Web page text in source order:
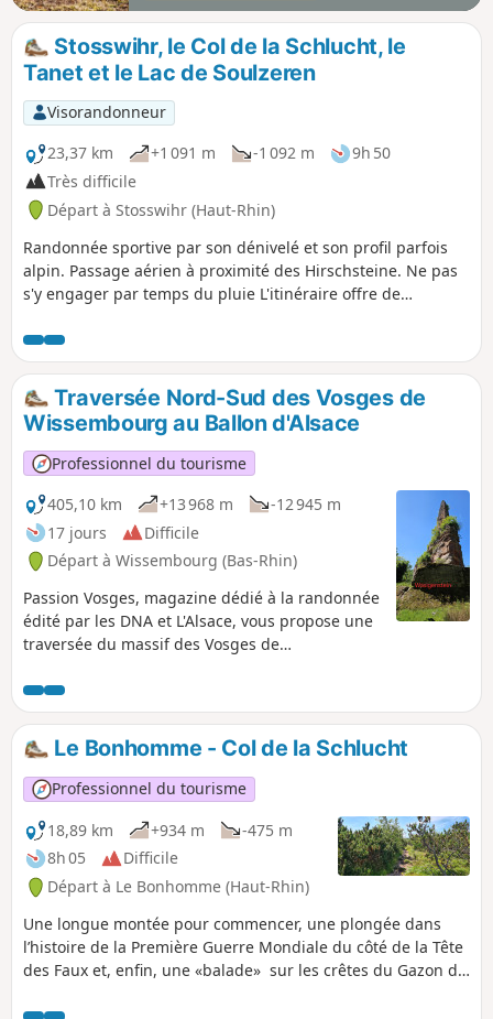
Stosswihr, le Col de la Schlucht, le
Tanet et le Lac de Soulzeren
Visorandonneur
23,37 km
+1 091 m -1 092 m
9h 50
Très difficile
Départ à Stosswihr (Haut-Rhin)
Randonnée sportive par son dénivelé et son profil parfois
alpin. Passage aérien à proximité des Hirschsteine. Ne pas
s'y engager par temps du pluie L'itinéraire offre de
même des chamois, si le randonneur se montre discret (aux
alentours des Hirschsteine et dans les rochers sur les
crêtes). Dans le sens proposé, toutes les montées se font à
l'ombre. Sur les passages en crêtes ou les descentes, vous
découvrez une partie du "must" des hautes Vosges !
Traversée Nord-Sud des Vosges de
Wissembourg au Ballon d'Alsace
Professionnel du tourisme
405,10 km
+13 968 m
-12 945 m
17 jours
Difficile
Départ à Wissembourg (Bas-Rhin)
Passion Vosges, magazine dédié à la randonnée
édité par les DNA et L'Alsace, vous propose une
traversée du massif des Vosges de
étapes, en suivant le balisage Rectangle Rouge,
sauf indication contraire. Le récit de cette
traversée, réalisée par quatre journalistes, est à
retrouver dans le magazine Passion Vosges
Le Bonhomme - Col de la Schlucht
Professionnel du tourisme
18,89 km
+934 m
-475 m
8h 05
Difficile
Départ à Le Bonhomme (Haut-Rhin)
Une longue montée pour commencer, une plongée dans
l’histoire de la Première Guerre Mondiale du côté de la Tête
des Faux et, enfin, une «balade» sur les crêtes du Gazon du